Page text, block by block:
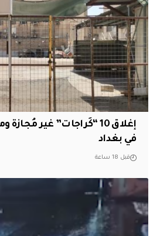
إغلاق 10 “كَراجات” غير
في بغداد
قبل 18 ساعة